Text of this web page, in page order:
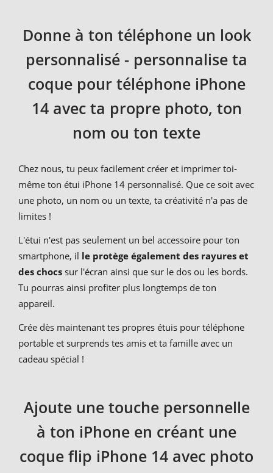
Donne à ton téléphone un look
personnalisé - personnalise ta
coque pour téléphone iPhone
14 avec ta propre photo, ton
nom ou ton texte
Chez nous, tu peux facilement créer et imprimer toi-
même ton étui iPhone 14 personnalisé. Que ce soit avec
une photo, un nom ou un texte, ta créativité n'a pas de
limites !
L'étui n'est pas seulement un bel accessoire pour ton
smartphone, il le protège également des rayures et
des chocs sur l'écran ainsi que sur le dos ou les bords.
Tu pourras ainsi profiter plus longtemps de ton
appareil.
Crée dès maintenant tes propres étuis pour téléphone
portable et surprends tes amis et ta famille avec un
cadeau spécial !
Ajoute une touche personnelle
à ton iPhone en créant une
coque flip iPhone 14 avec photo